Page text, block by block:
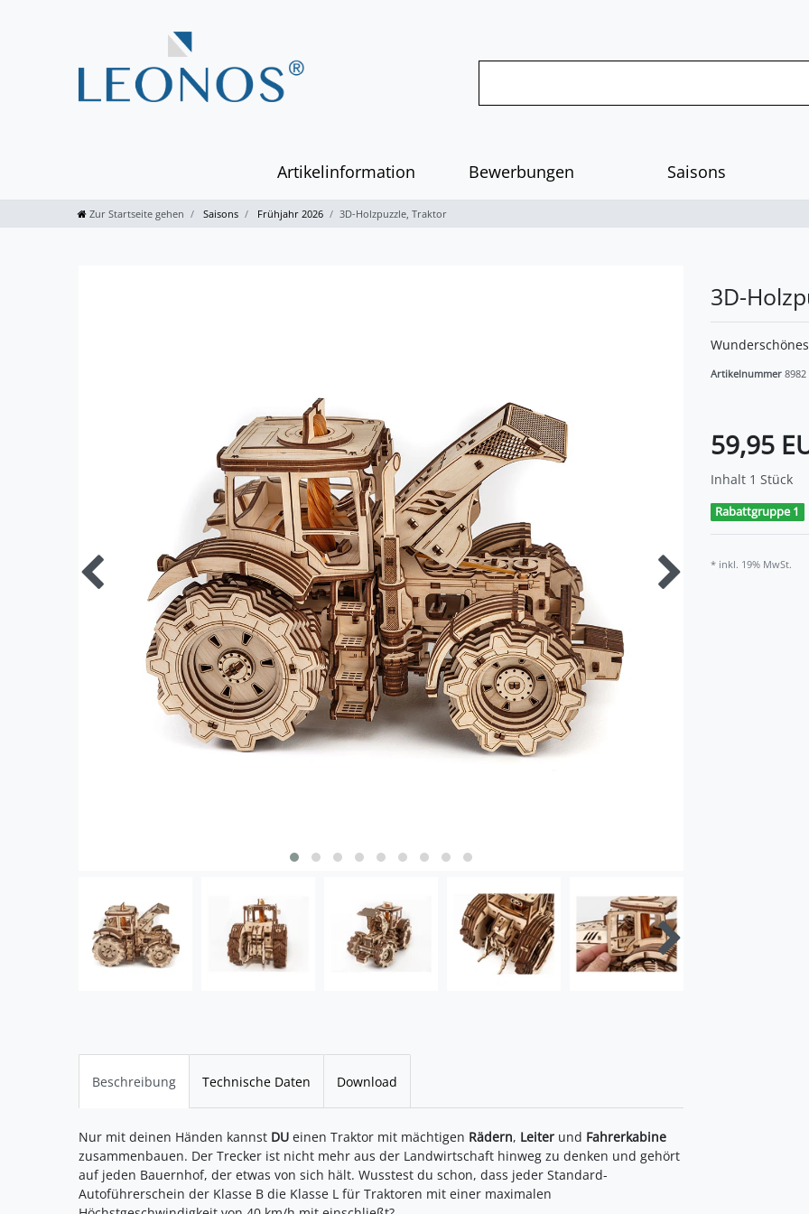
Artikelinformation Bewerbungen Saisons
Zur Startseite gehen Saisons Frühjahr 2026 3D-Holzpuzzle, Traktor
3D-
Artikelnummer 8982
59,95
Inhalt 1 Stück
Rabattgruppe 1
* inkl. 19% MwSt.
Beschreibung Technische Daten Download
Nur mit deinen Händen kannst DU einen Traktor mit mächtigen Rädern, Leiter und Fahrerkabine
zusammenbauen. Der Trecker ist nicht mehr aus der Landwirtschaft hinweg zu denken und gehört
auf jeden Bauernhof, der etwas von sich hält. Wusstest du schon, dass jeder Standard-
Autoführerschein der Klasse B die Klasse L für Traktoren mit einer maximalen